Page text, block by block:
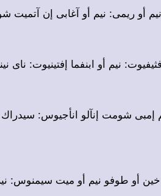
أو ريمى: نيم أو آغابى إن آتميت
نيم أو ابنفما إفتينيوت:
شومت إنآلو انأجيوس:
خين أو طوفو نيم أو ميت سيمنوس: